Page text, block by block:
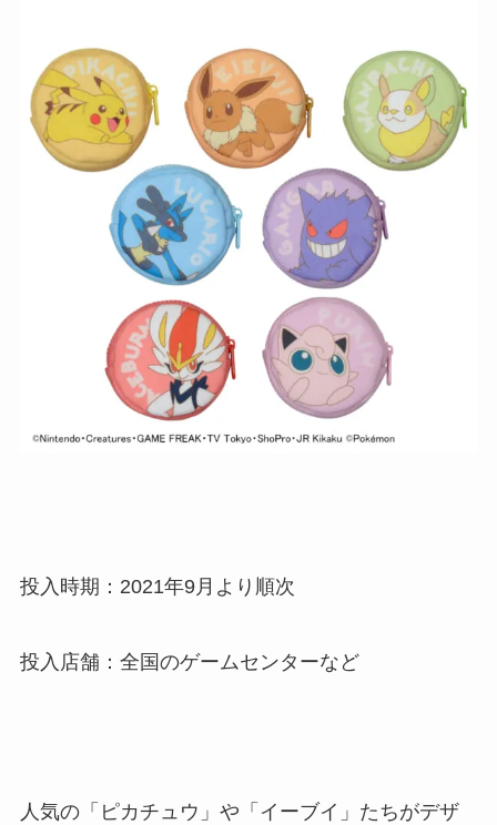
投入時期：2021年9月より順次
投入店舗：全国のゲームセンターなど
人気の「ピカチュウ」や「イーブイ」たちがデザ